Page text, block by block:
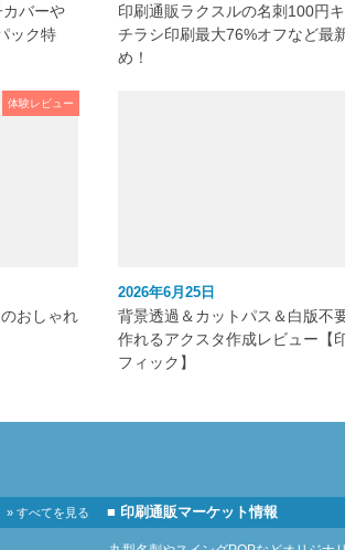
バーや
ック特
印刷通販ラクスルの名刺100円
チラシ印刷最大76%オフなど最
め！
体験レビュー
おしゃれ
2026年6月25日
背景透過＆カットパス＆白版不
作れるアクスタ作成レビュー【
フィック】
» すべてを見る ■ 印刷通販マーケット情報